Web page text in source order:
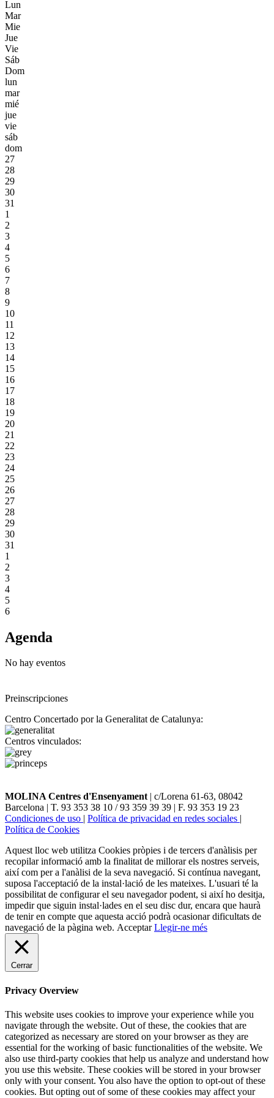
Lun
Mar
Mie
Jue
Vie
Sáb
Dom
lun
mar
mié
jue
vie
sáb
dom
27
28
29
30
31
1
2
3
4
5
6
7
8
9
10
11
12
13
14
15
16
17
18
19
20
21
22
23
24
25
26
27
28
29
30
31
1
2
3
4
5
6
Agenda
No hay eventos
Preinscripciones
Centro Concertado por la Generalitat de Catalunya:
Centros vinculados:
MOLINA Centres d'Ensenyament| c/Lorena 61-63, 08042
Barcelona | T. 93 353 38 10 / 93 359 39 39 | F. 93 353 19 23
Condiciones de uso | Política de privacidad en redes sociales |
Política de Cookies
Aquest lloc web utilitza Cookies pròpies i de tercers d'anàlisis per
recopilar informació amb la finalitat de millorar els nostres serveis,
així com per a l'anàlisi de la seva navegació. Si contínua navegant,
suposa l'acceptació de la instal·lació de les mateixes. L'usuari té la
possibilitat de configurar el seu navegador podent, si així ho desitja,
impedir que siguin instal·lades en el seu disc dur, encara que haurà
de tenir en compte que aquesta acció podrà ocasionar dificultats de
navegació de la pàgina web. Acceptar Llegir-ne més
Cerrar
Privacy Overview
This website uses cookies to improve your experience while you
navigate through the website. Out of these, the cookies that are
categorized as necessary are stored on your browser as they are
essential for the working of basic functionalities of the website. We
also use third-party cookies that help us analyze and understand how
you use this website. These cookies will be stored in your browser
only with your consent. You also have the option to opt-out of these
cookies. But opting out of some of these cookies may affect your